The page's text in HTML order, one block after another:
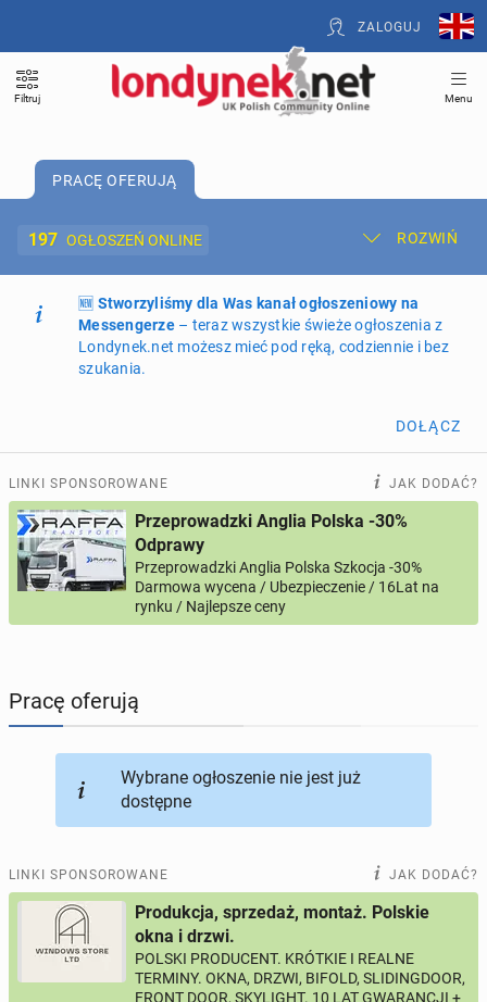
ZALOGUJ
Filtruj Menu
PRACĘ OFERUJĄ
197 OGŁOSZEŃ ONLINE ROZWIŃ
Dodaj ogłoszenie Moje ogłoszenia
Oferta i cennik ogłoszeń
ogłoszeń online
PROFILE KANDYDATÓW 295 profili online
USŁUGI 164ogłoszenia online
KUPIĘ & SPRZEDAM
🆕 Stworzyliśmy dla Was kanał ogłoszeniowy na
Messengerze– teraz wszystkie świeże ogłoszenia z
Londynek.net możesz mieć pod ręką, codziennie i bez
szukania.
DOŁĄCZ
LINKI SPONSOROWANE JAK DODAĆ?
Przeprowadzki Anglia Polska -30%
Odprawy
Przeprowadzki Anglia Polska Szkocja -30%
Darmowa wycena / Ubezpieczenie / 16Lat na
rynku / Najlepsze ceny
Pracę oferują
Wybrane ogłoszenie nie jest już
dostępne
LINKI SPONSOROWANE JAK DODAĆ?
Produkcja, sprzedaż, montaż. Polskie
okna i drzwi.
POLSKI PRODUCENT. KRÓTKIE I REALNE
TERMINY. OKNA, DRZWI, BIFOLD, SLIDINGDOOR,
FRONT DOOR, SKYLIGHT. 10 LAT GWARANCJI +